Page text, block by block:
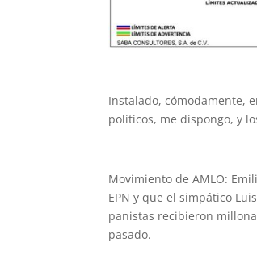
Instalado, cómodamente,
políticos, me dispongo, y
Movimiento de AMLO:
EPN y que el simpático
panistas recibieron
pasado.